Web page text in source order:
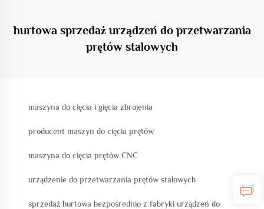
hurtowa sprzedaż urządzeń do przetwarzania
prętów stalowych
maszyna do cięcia i gięcia zbrojenia
producent maszyn do cięcia prętów
maszyna do cięcia prętów CNC
urządzenie do przetwarzania prętów stalowych
sprzedaż hurtowa bezpośrednio z fabryki urządzeń do